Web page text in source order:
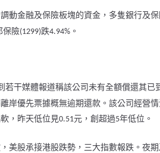
動金融及保險板塊的資金，多隻銀行及
保險(1299)跌4.94% 。
若干媒體報道稱該公司未有全額償還其已
岸優先票據概無逾期還款。 該公司經營
，昨天低位見0.51元，創超過5年低位。
，美股承接港股跌勢，三大指數報跌。夜期